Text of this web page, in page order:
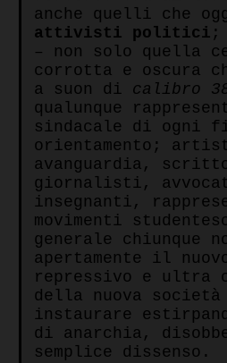
anche quelli che
attivisti politici ;
– non solo quella
corrotta e oscura
a suon di calibro
qualunque
sindacale di ogni
orientamento;
avanguardia,
giornalisti,
insegnanti,
movimenti
generale chiunque
apertamente il
repressivo e ultra
della nuova
instaurare
di anarchia,
semplice dissenso.